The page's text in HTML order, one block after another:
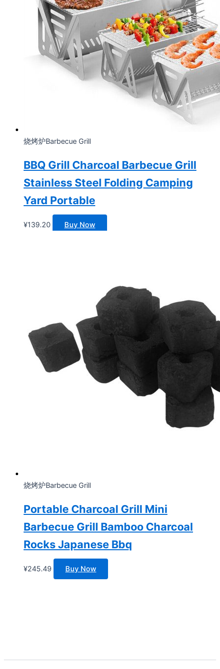
烧烤炉Barbecue Grill
BBQ Grill Charcoal Barbecue Grill
Stainless Steel Folding Camping
Yard Portable
¥139.20 Buy Now
烧烤炉Barbecue Grill
Portable Charcoal Grill Mini
Barbecue Grill Bamboo Charcoal
Rocks Japanese Bbq
¥245.49 Buy Now